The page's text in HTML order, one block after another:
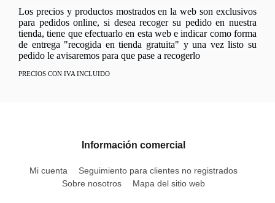
Los precios y productos mostrados en la web son exclusivos
para pedidos online, si desea recoger su pedido en nuestra
tienda, tiene que efectuarlo en esta web e indicar como forma
de entrega "recogida en tienda gratuita" y una vez listo su
pedido le avisaremos para que pase a recogerlo
PRECIOS CON IVA INCLUIDO
Información comercial
Mi cuenta
Seguimiento para clientes no registrados
Sobre nosotros
Mapa del sitio web